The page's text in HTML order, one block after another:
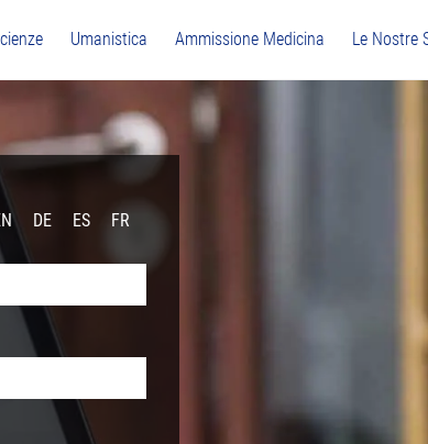
Umanistica Ammissione Medicina Le Nostre
DE ES FR